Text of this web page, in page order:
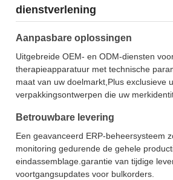
dienstverlening
Aanpasbare oplossingen
Uitgebreide OEM- en ODM-diensten
therapieapparatuur met technische
maat van uw doelmarkt,Plus exclusieve
verpakkingsontwerpen die uw
Betrouwbare levering
Een geavanceerd ERP-beheersysteem
monitoring gedurende de gehele
eindassemblage.garantie van tijdige
voortgangsupdates voor bulkorders.